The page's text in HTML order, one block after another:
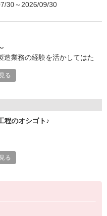
30～2026/09/30
造業務の経験を活かしてはた
る
程のオシゴト♪
る